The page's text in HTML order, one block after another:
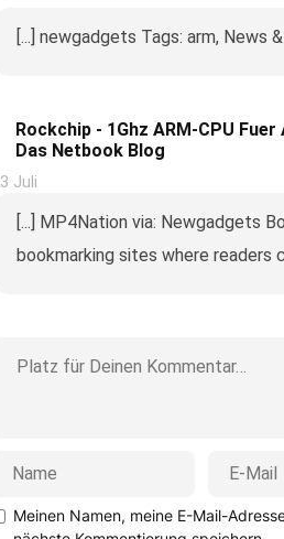
[...] newgadgets Tags: arm, News
Rockchip - 1Ghz ARM-CPU
Das Netbook Blog
Juli
[...] MP4Nation via: Newgadgets
bookmarking sites where readers
Meinen Namen, meine E-Mail-